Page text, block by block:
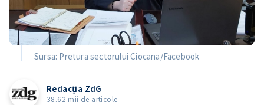
Sursa: Pretura sectorului Ciocana/Facebook
Redacția ZdG
38.62 mii de articole